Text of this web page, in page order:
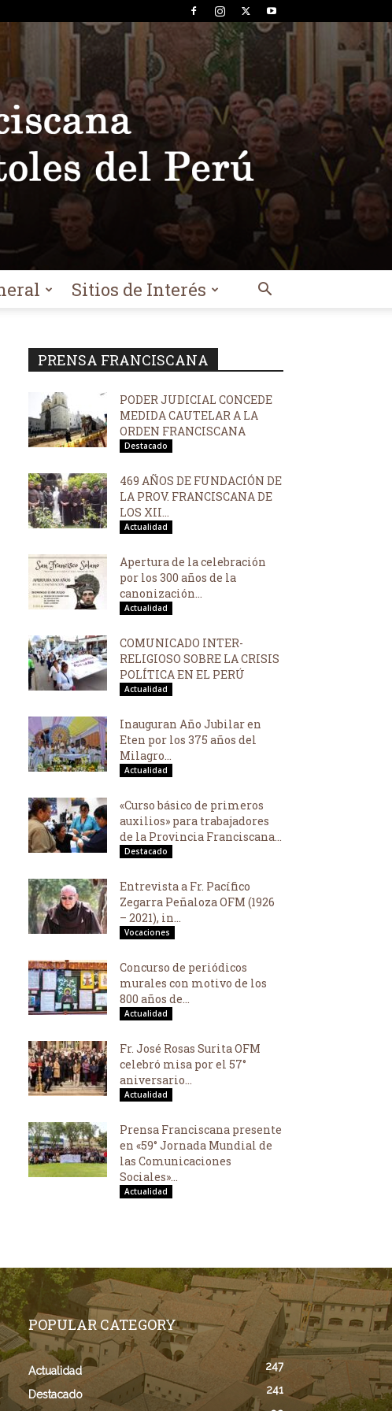
Sitios de Interés
PRENSA FRANCISCANA
PODER JUDICIAL CONCEDE
MEDIDA CAUTELAR A LA
ORDEN FRANCISCANA
Destacado
469 AÑOS DE FUNDACIÓN DE
LA PROV. FRANCISCANA DE
LOS XII...
Actualidad
Apertura de la celebración
por los 300 años de la
canonización...
Actualidad
COMUNICADO INTER-
RELIGIOSO SOBRE LA CRISIS
POLÍTICA EN EL PERÚ
Actualidad
Inauguran Año Jubilar en
Eten por los 375 años del
Milagro...
Actualidad
«Curso básico de primeros
auxilios» para trabajadores
de la Provincia Franciscana...
Destacado
Entrevista a Fr. Pacífico
Zegarra Peñaloza OFM (1926
– 2021), in...
Vocaciones
Concurso de periódicos
murales con motivo de los
800 años de...
Actualidad
Fr. José Rosas Surita OFM
celebró misa por el 57°
aniversario...
Actualidad
Prensa Franciscana presente
en «59° Jornada Mundial de
las Comunicaciones
Sociales»...
Actualidad
POPULAR CATEGORY
Actualidad 247
Destacado
241